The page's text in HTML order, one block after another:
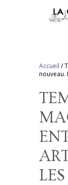
Accueil /
nouveau.